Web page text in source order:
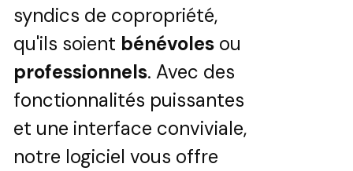
syndics de copropriété,
qu'ils soient bénévoles ou
professionnels. Avec des
fonctionnalités puissantes
et une interface conviviale,
notre logiciel vous offre